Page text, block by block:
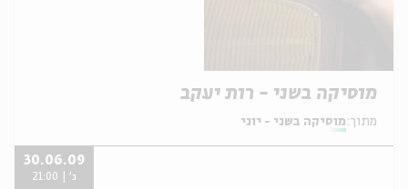
מוסיקה בשני - רות יעקב
מתוך: מוסיקה בשני - יוני
30.06.09
ג' | 21:00